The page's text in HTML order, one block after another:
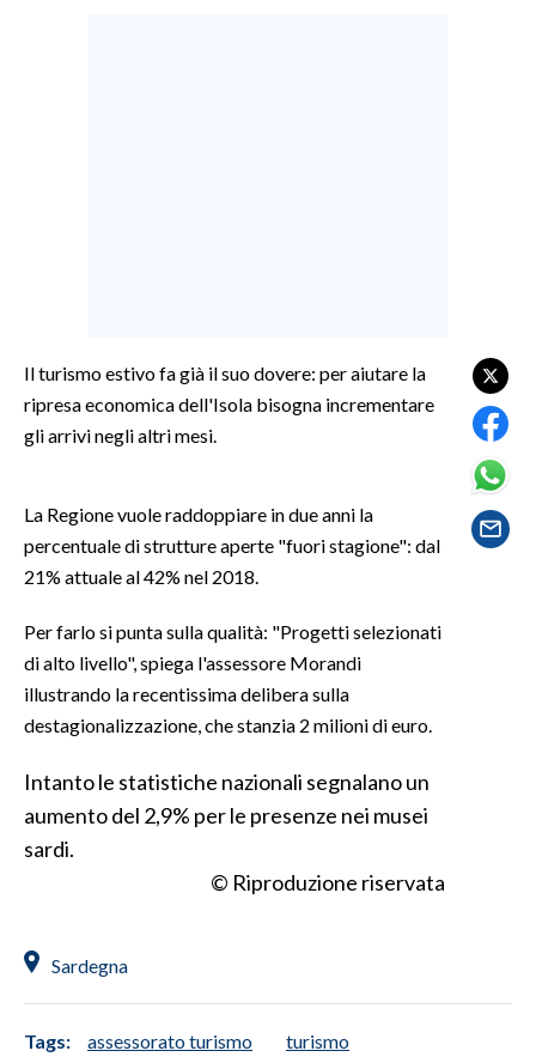
SPETTACOLI
SALUTE
SARDEGNA TURISMO
SARDI NEL MONDO
NOTIZIE
3 MINUTI CON
ABBONATI
NECROLOGI
Il turismo estivo fa già il suo dovere: per aiutare la
ripresa economica dell'Isola bisogna incrementare
gli arrivi negli altri mesi.
La Regione vuole raddoppiare in due anni la
percentuale di strutture aperte "fuori stagione": dal
21% attuale al 42% nel 2018.
Per farlo si punta sulla qualità: "Progetti selezionati
di alto livello", spiega l'assessore Morandi
illustrando la recentissima delibera sulla
destagionalizzazione, che stanzia 2 milioni di euro.
Intanto le statistiche nazionali segnalano un
aumento del 2,9% per le presenze nei musei
sardi.
© Riproduzione riservata
Sardegna
Tags: assessorato turismo turismo